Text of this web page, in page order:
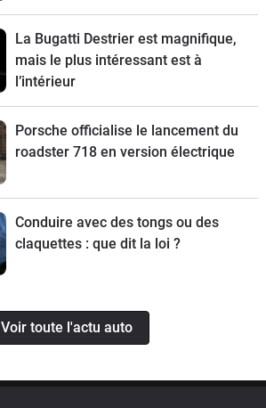
La Bugatti Destrier est magnifique,
mais le plus intéressant est à
l’intérieur
Porsche officialise le lancement du
roadster 718 en version électrique
Conduire avec des tongs ou des
claquettes : que dit la loi ?
Voir toute l'actu auto